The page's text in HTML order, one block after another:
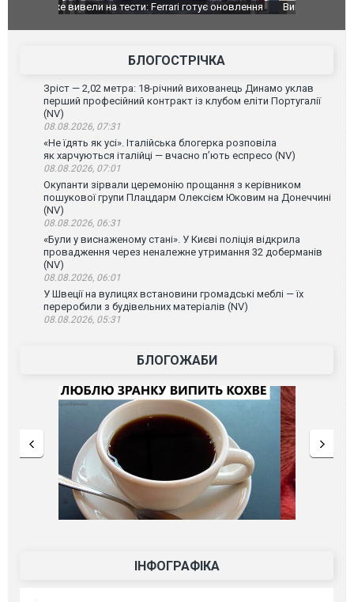
Вийшов трейлер нової екранізації легендарного
БЛОГОСТРІЧКА
Зріст — 2,02 метра: 18-річний вихованець Динамо уклав
перший професійний контракт із клубом еліти Португалії
(NV)
08.08.2026, 07:31
«Не їдять як усі». Італійська блогерка розповіла
як харчуються італійці — вчасно п’ють еспресо (NV)
08.08.2026, 07:01
Окупанти зірвали церемонію прощання з керівником
пошукової групи Плацдарм Олексієм Юковим на Донеччині
(NV)
08.08.2026, 06:31
«Були у виснаженому стані». У Києві поліція відкрила
провадження через неналежне утримання 32 доберманів
(NV)
08.08.2026, 06:01
У Швеції на вулицях встановини громадські меблі — їх
переробили з будівельних матеріалів (NV)
08.08.2026, 05:31
БЛОГОЖАБИ
ІНФОГРАФІКА